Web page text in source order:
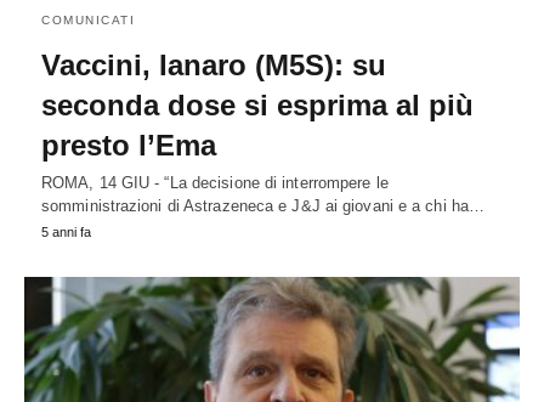
COMUNICATI
Vaccini, Ianaro (M5S): su
seconda dose si esprima al più
presto l’Ema
ROMA, 14 GIU - “La decisione di interrompere le
somministrazioni di Astrazeneca e J&J ai giovani e a chi ha…
5 anni fa